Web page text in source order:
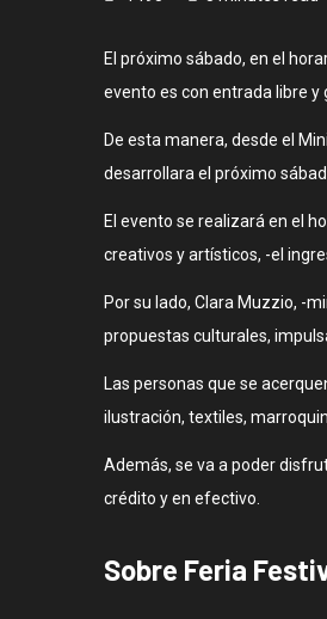
El próximo sábado, en el
evento es con entrada libre y
De esta manera, desde el
desarrollara el próximo
El evento se realizará en el
creativos y artísticos, -el
Por su lado, Clara Muzzio, -
propuestas culturales,
Las personas que se
ilustración, textiles,
Además, se va a poder
crédito y en efectivo.
Sobre Feria